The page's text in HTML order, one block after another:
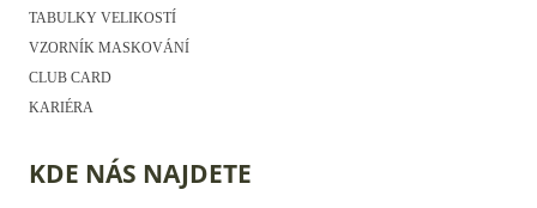
TABULKY VELIKOSTÍ
VZORNÍK MASKOVÁNÍ
CLUB CARD
KARIÉRA
KDE NÁS NAJDETE